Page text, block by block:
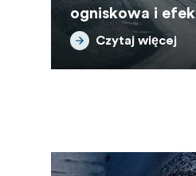
ogniskowa i
Czytaj więcej